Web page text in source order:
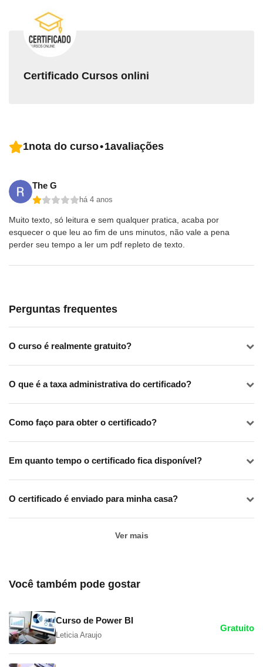
Certificado Cursos onlini
1nota do curso•1avaliações
The G
há 4 anos
Muito texto, só leitura e sem qualquer pratica, acaba por
esquecer o que leu ao fim de uns minutos, não vale a pena
perder seu tempo a ler um pdf repleto de texto.
Perguntas frequentes
O curso é realmente gratuito?
O que é a taxa administrativa do certificado?
Como faço para obter o certificado?
Em quanto tempo o certificado fica disponível?
O certificado é enviado para minha casa?
Ver mais
Você também pode gostar
Curso de Power BI
Leticia Araujo
Gratuito